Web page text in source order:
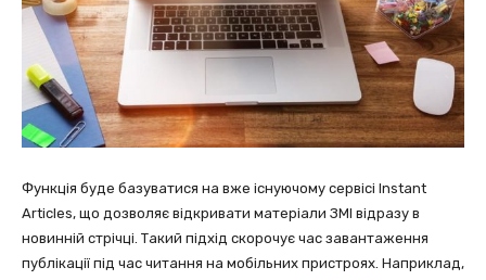
Функція буде базуватися на вже існуючому сервісі Instant
Articles, що дозволяє відкривати матеріали ЗМІ відразу в
новинній стрічці. Такий підхід скорочує час завантаження
публікації під час читання на мобільних пристроях. Наприклад,